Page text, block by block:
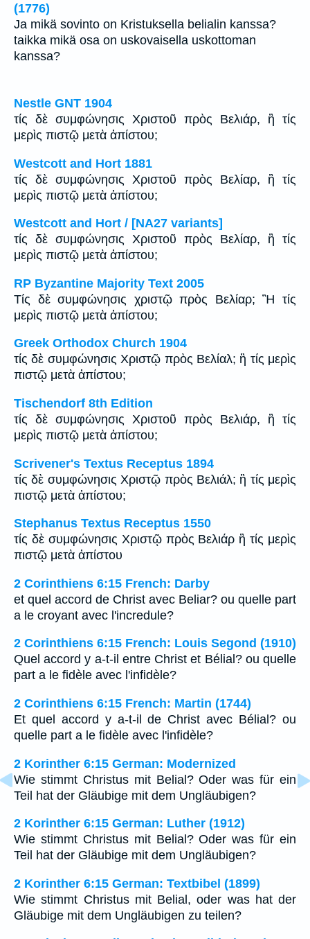
(1776)
Ja mikä sovinto on Kristuksella belialin kanssa?
taikka mikä osa on uskovaisella uskottoman
kanssa?
Nestle GNT 1904
τίς δὲ συμφώνησις Χριστοῦ πρὸς Βελιάρ, ἢ τίς
μερὶς πιστῷ μετὰ ἀπίστου;
Westcott and Hort 1881
τίς δὲ συμφώνησις Χριστοῦ πρὸς Βελίαρ, ἢ τίς
μερὶς πιστῷ μετὰ ἀπίστου;
Westcott and Hort / [NA27 variants]
τίς δὲ συμφώνησις Χριστοῦ πρὸς Βελίαρ, ἢ τίς
μερὶς πιστῷ μετὰ ἀπίστου;
RP Byzantine Majority Text 2005
Tίς δὲ συμφώνησις χριστῷ πρὸς Βελίαρ; Ἢ τίς
μερὶς πιστῷ μετὰ ἀπίστου;
Greek Orthodox Church 1904
τίς δὲ συμφώνησις Χριστῷ πρὸς Βελίαλ; ἢ τίς μερὶς
πιστῷ μετὰ ἀπίστου;
Tischendorf 8th Edition
τίς δὲ συμφώνησις Χριστοῦ πρὸς Βελιάρ, ἢ τίς
μερὶς πιστῷ μετὰ ἀπίστου;
Scrivener's Textus Receptus 1894
τίς δὲ συμφώνησις Χριστῷ πρὸς Βελιάλ; ἢ τίς μερὶς
πιστῷ μετὰ ἀπίστου;
Stephanus Textus Receptus 1550
τίς δὲ συμφώνησις Χριστῷ πρὸς Βελιάρ ἢ τίς μερὶς
πιστῷ μετὰ ἀπίστου
2 Corinthiens 6:15 French: Darby
et quel accord de Christ avec Beliar? ou quelle part
a le croyant avec l'incredule?
2 Corinthiens 6:15 French: Louis Segond (1910)
Quel accord y a-t-il entre Christ et Bélial? ou quelle
part a le fidèle avec l'infidèle?
2 Corinthiens 6:15 French: Martin (1744)
Et quel accord y a-t-il de Christ avec Bélial? ou
quelle part a le fidèle avec l'infidèle?
2 Korinther 6:15 German: Modernized
Wie stimmt Christus mit Belial? Oder was für ein
Teil hat der Gläubige mit dem Ungläubigen?
2 Korinther 6:15 German: Luther (1912)
Wie stimmt Christus mit Belial? Oder was für ein
Teil hat der Gläubige mit dem Ungläubigen?
2 Korinther 6:15 German: Textbibel (1899)
Wie stimmt Christus mit Belial, oder was hat der
Gläubige mit dem Ungläubigen zu teilen?